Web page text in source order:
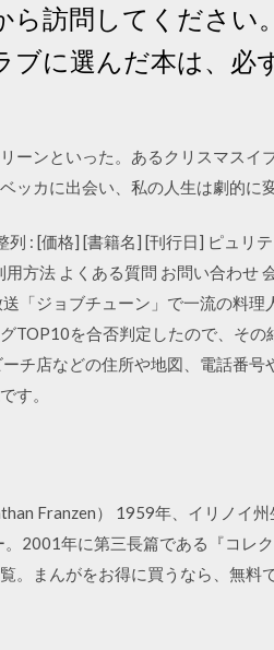
ら訪問してください
ブに選んだ本は、
ーンといった。あるクリスマス
ッカに出会い、私の人生は劇的
列 : [価格] [書籍名] [刊行日] ピュ
方法 よくある質問 お問い合わ
「ジョブチューン」で一流の料
TOP10を合否判定したので、そ
チ店などの住所や地図、電話番
す。
Franzen） 1959年、イリノイ
。2001年に第三長篇である『コ
。まんがをお得に買うなら、無